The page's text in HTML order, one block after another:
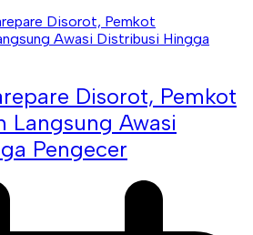
Disorot, Pemkot
Langsung Awasi
Pengecer